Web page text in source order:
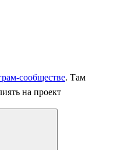
сообществе. Там
на проект